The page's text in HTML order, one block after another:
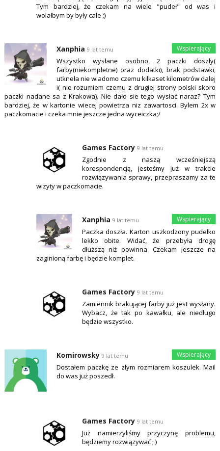
Tym bardziej, że czekam na wiele "pudeł" od was i
wolałbym by były całe ;)
Xanphia 9 lat temu
Wszystko wysłane osobno, 2 paczki doszły(
farby(niekompletne) oraz dodatki), brak podstawki,
utkneła nie wiadomo czemu kilkaset kilometrów dalej
i( nie rozumiem czemu z drugiej strony polski skoro
paczki nadane sa z Krakowa). Nie dało sie tego wysłać naraz? Tym
bardziej, że w kartonie wiecej powietrza niz zawartosci. Bylem 2x w
paczkomacie i czeka mnie jeszcze jedna wyceiczka;/
Games Factory 9 lat temu
Zgodnie z naszą wcześniejszą
korespondencją, jesteśmy już w trakcie
rozwiązywania sprawy, przepraszamy za te
wizyty w paczkomacie.
Xanphia 9 lat temu
Paczka doszła. Karton uszkodzony pudełko
lekko obite. Widać, że przebyła drogę
dłuższą niż powinna. Czekam jeszcze na
zaginioną farbę i będzie komplet.
Games Factory 9 lat temu
Zamiennik brakującej farby już jest wysłany.
Wybacz, że tak po kawałku, ale niedługo
będzie wszystko.
Komirowsky 9 lat temu
Dostałem paczkę ze złym rozmiarem koszulek. Mail
do was już poszedł.
Games Factory 9 lat temu
Już namierzyliśmy przyczynę problemu,
będziemy rozwiązywać ; )